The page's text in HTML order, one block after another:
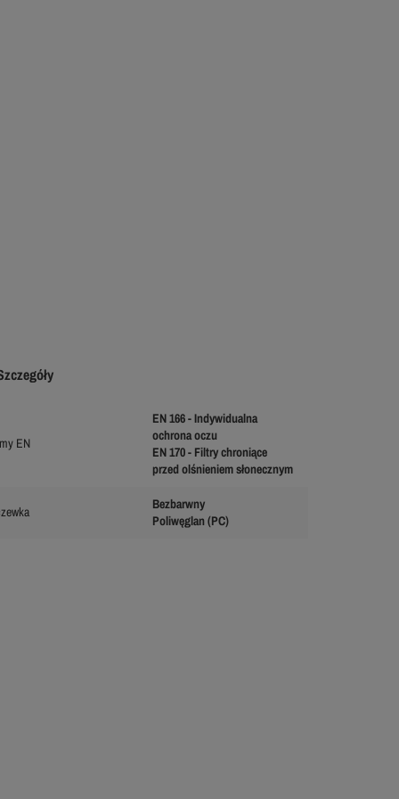
EN
EN 166 - Indywidualna
ochrona oczu
EN 170 - Filtry chroniące
przed olśnieniem słonecznym
Bezbarwny
Poliwęglan (PC)